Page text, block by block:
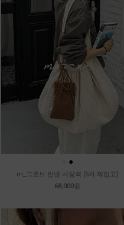
●
m_그로브 린넨 셔링백 [5차 재입고]
68,000원